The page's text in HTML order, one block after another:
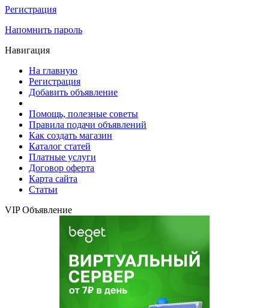
Регистрация
Напомнить пароль
Навигация
На главную
Регистрация
Добавить объявление
Помощь, полезные советы
Правила подачи объявлений
Как создать магазин
Каталог статей
Платные услуги
Договор оферта
Карта сайта
Статьи
VIP Объявление